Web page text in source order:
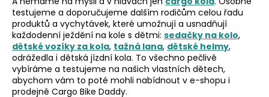
testujeme a doporučujeme dalším rodičům celou řadu
produktů a vychytávek, které umožnují a usnadňují
každodenní ježdění na kole s dětmi: sedačky na kolo,
dětské vozíky za kola, tažná lana, dětské helmy,
odrážedla i dětská jízdní kola. To všechno pečlivě
vybíráme a testujeme na našich vlastních dětech,
abychom vám to poté mohli nabídnout v e-shopu i
prodejně Cargo Bike Daddy.
u
j
e
t
e
n